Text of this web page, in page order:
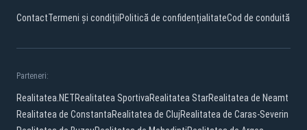
ContactTermeni și condițiiPolitică de confidențialitateCod de conduită
Parteneri:
Realitatea.NETRealitatea SportivaRealitatea StarRealitatea de Neamt
Realitatea de ConstantaRealitatea de ClujRealitatea de Caras-Severin